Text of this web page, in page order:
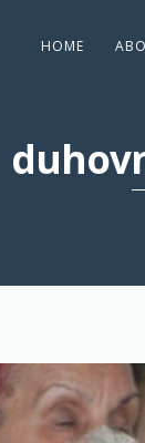
HOME